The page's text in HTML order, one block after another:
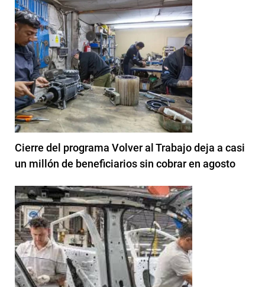
Cierre del programa Volver al Trabajo deja a casi
un millón de beneficiarios sin cobrar en agosto